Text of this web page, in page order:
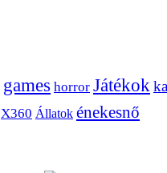
games horror Játékok
X360 Állatok énekesnő